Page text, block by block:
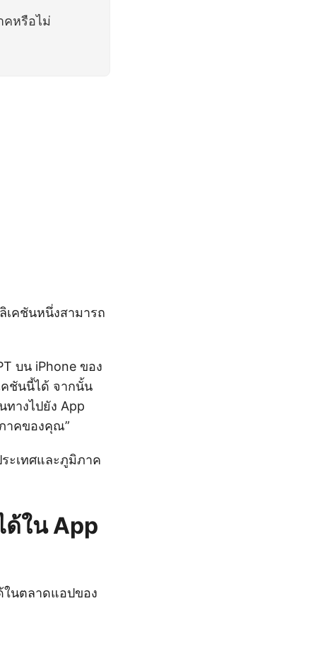
คหรือไม่
เคชันหนึ่งสามารถ
บน iPhone ของ
ชันนี้ได้ จากนั้น
ทางไปยัง App
าคของคุณ”
ะเทศและภูมิภาค
ด้ใน App
นตลาดแอปของ